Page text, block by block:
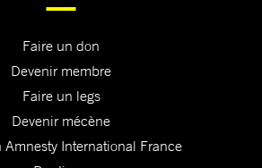
Faire un don
Devenir membre
Faire un legs
Devenir mécène
Amnesty International France